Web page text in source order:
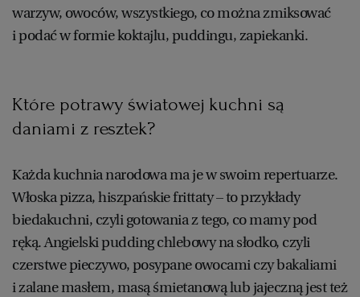
warzyw, owoców, wszystkiego, co można zmiksować
i podać w formie koktajlu, puddingu, zapiekanki.
Które potrawy światowej kuchni są
daniami z resztek?
Każda kuchnia narodowa ma je w swoim repertuarze.
Włoska pizza, hiszpańskie frittaty – to przykłady
biedakuchni, czyli gotowania z tego, co mamy pod
ręką. Angielski pudding chlebowy na słodko, czyli
czerstwe pieczywo, posypane owocami czy bakaliami
i zalane masłem, masą śmietanową lub jajeczną jest też